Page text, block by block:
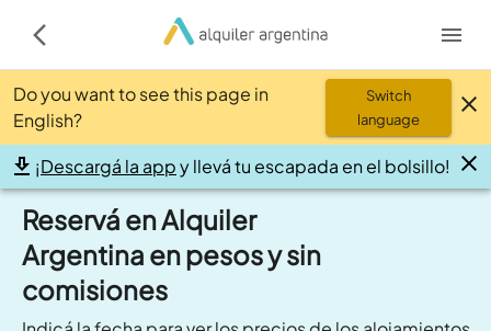
Do you want to see this page in
English?
Switch
language
¡Descargá la appy llevá tu escapada en el bolsillo!
Reservá en Alquiler
Argentina en pesos y sin
comisiones